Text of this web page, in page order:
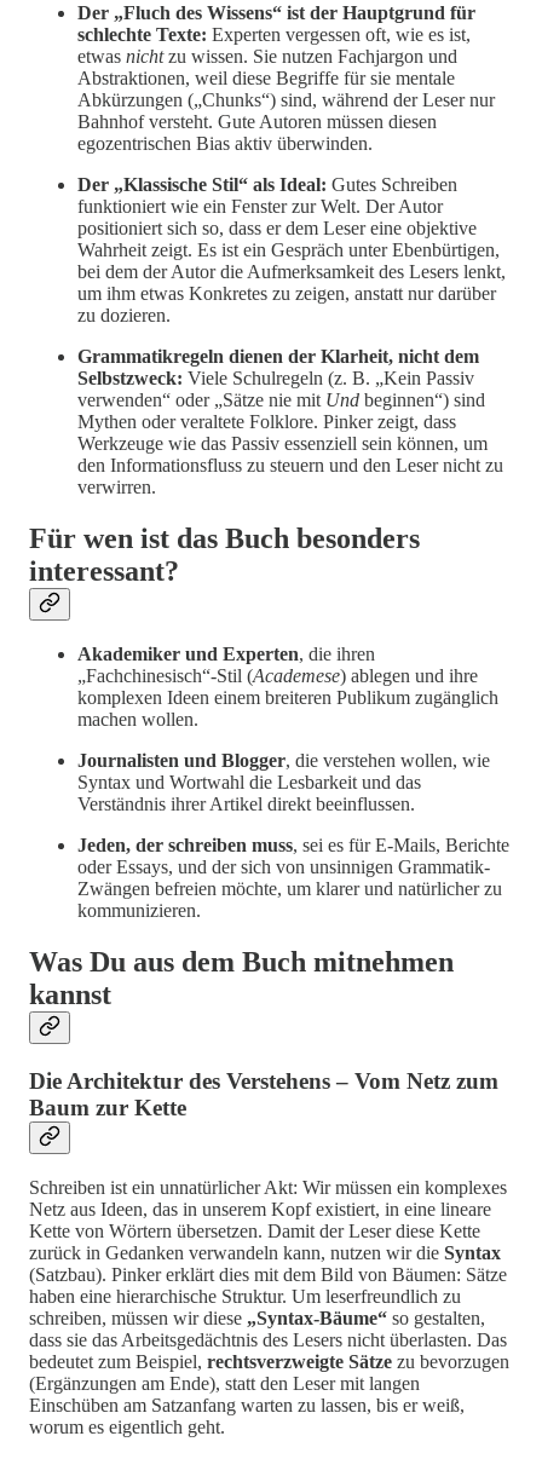
Der „Fluch des Wissens“ ist der Hauptgrund für
schlechte Texte: Experten vergessen oft, wie es ist,
etwas nichtzu wissen. Sie nutzen Fachjargon und
Abstraktionen, weil diese Begriffe für sie mentale
Abkürzungen („Chunks“) sind, während der Leser nur
Bahnhof versteht. Gute Autoren müssen diesen
egozentrischen Bias aktiv überwinden.
Der „Klassische Stil“ als Ideal: Gutes Schreiben
funktioniert wie ein Fenster zur Welt. Der Autor
positioniert sich so, dass er dem Leser eine objektive
Wahrheit zeigt. Es ist ein Gespräch unter Ebenbürtigen,
bei dem der Autor die Aufmerksamkeit des Lesers lenkt,
um ihm etwas Konkretes zu zeigen, anstatt nur darüber
zu dozieren.
Grammatikregeln dienen der Klarheit, nicht dem
Selbstzweck: Viele Schulregeln (z. B. „Kein Passiv
verwenden“ oder „Sätze nie mit Und beginnen“) sind
Mythen oder veraltete Folklore. Pinker zeigt, dass
Werkzeuge wie das Passiv essenziell sein können, um
den Informationsfluss zu steuern und den Leser nicht zu
verwirren.
Für wen ist das Buch besonders
interessant?
Akademiker und Experten, die ihren
„Fachchinesisch“-Stil (Academese) ablegen und ihre
komplexen Ideen einem breiteren Publikum zugänglich
machen wollen.
Journalisten und Blogger, die verstehen wollen, wie
Syntax und Wortwahl die Lesbarkeit und das
Verständnis ihrer Artikel direkt beeinflussen.
Jeden, der schreiben muss, sei es für E-Mails, Berichte
oder Essays, und der sich von unsinnigen Grammatik-
Zwängen befreien möchte, um klarer und natürlicher zu
kommunizieren.
Was Du aus dem Buch mitnehmen
kannst
Die Architektur des Verstehens – Vom Netz zum
Baum zur Kette
Schreiben ist ein unnatürlicher Akt: Wir müssen ein komplexes
Netz aus Ideen, das in unserem Kopf existiert, in eine lineare
Kette von Wörtern übersetzen. Damit der Leser diese Kette
zurück in Gedanken verwandeln kann, nutzen wir die Syntax
(Satzbau). Pinker erklärt dies mit dem Bild von Bäumen: Sätze
haben eine hierarchische Struktur. Um leserfreundlich zu
schreiben, müssen wir diese „Syntax-Bäume“ so gestalten,
dass sie das Arbeitsgedächtnis des Lesers nicht überlasten. Das
bedeutet zum Beispiel, rechtsverzweigte Sätze zu bevorzugen
(Ergänzungen am Ende), statt den Leser mit langen
Einschüben am Satzanfang warten zu lassen, bis er weiß,
worum es eigentlich geht.